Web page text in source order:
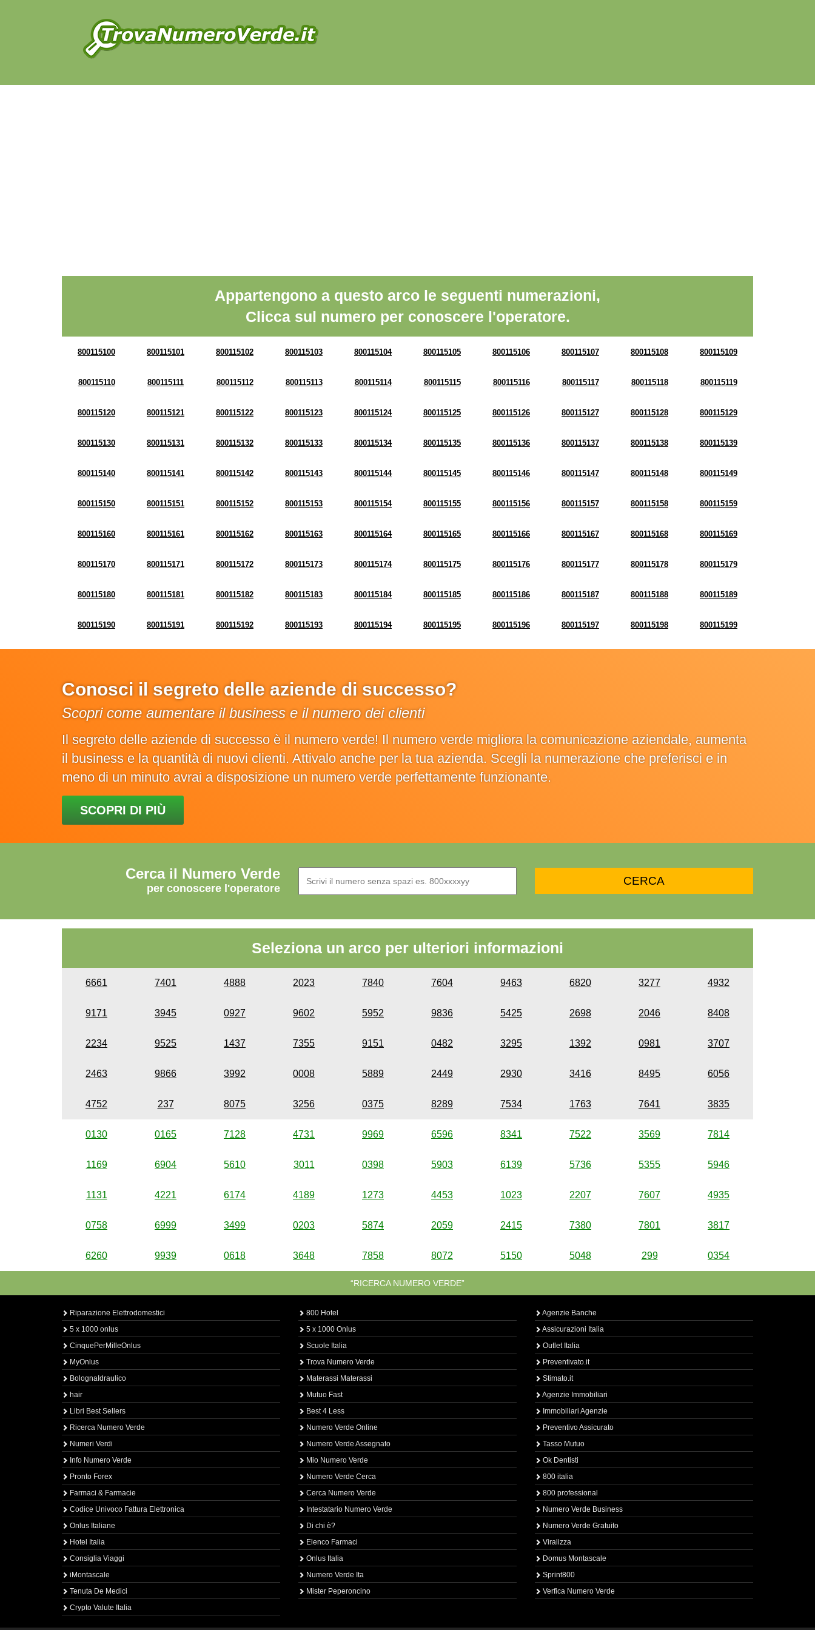
Appartengono a questo arco le seguenti numerazioni,
Clicca sul numero per conoscere l'operatore.
800115100 800115101 800115102 800115103 800115104 800115105 800115106 800115107 800115108 800115109
800115110 800115111 800115112 800115113 800115114 800115115 800115116 800115117 800115118 800115119
800115120 800115121 800115122 800115123 800115124 800115125 800115126 800115127 800115128 800115129
800115130 800115131 800115132 800115133 800115134 800115135 800115136 800115137 800115138 800115139
800115140 800115141 800115142 800115143 800115144 800115145 800115146 800115147 800115148 800115149
800115150 800115151 800115152 800115153 800115154 800115155 800115156 800115157 800115158 800115159
800115160 800115161 800115162 800115163 800115164 800115165 800115166 800115167 800115168 800115169
800115170 800115171 800115172 800115173 800115174 800115175 800115176 800115177 800115178 800115179
800115180 800115181 800115182 800115183 800115184 800115185 800115186 800115187 800115188 800115189
800115190 800115191 800115192 800115193 800115194 800115195 800115196 800115197 800115198 800115199
Conosci il segreto delle aziende di successo?
Scopri come aumentare il business e il numero dei clienti
Il segreto delle aziende di successo è il numero verde! Il numero verde migliora la comunicazione aziendale, aumenta
il business e la quantità di nuovi clienti. Attivalo anche per la tua azienda. Scegli la numerazione che preferisci e in
meno di un minuto avrai a disposizione un numero verde perfettamente funzionante.
SCOPRI DI PIÙ
Cerca il Numero Verde
per conoscere l'operatore
Seleziona un arco per ulteriori informazioni
6661 7401 4888 2023 7840 7604 9463 6820 3277 4932
9171 3945 0927 9602 5952 9836 5425 2698 2046 8408
2234 9525 1437 7355 9151 0482 3295 1392 0981 3707
2463 9866 3992 0008 5889 2449 2930 3416 8495 6056
4752 237 8075 3256 0375 8289 7534 1763 7641 3835
0130 0165 7128 4731 9969 6596 8341 7522 3569 7814
1169 6904 5610 3011 0398 5903 6139 5736 5355 5946
1131 4221 6174 4189 1273 4453 1023 2207 7607 4935
0758 6999 3499 0203 5874 2059 2415 7380 7801 3817
6260 9939 0618 3648 7858 8072 5150 5048 299 0354
“RICERCA NUMERO VERDE”
Riparazione Elettrodomestici
5 x 1000 onlus
CinquePerMilleOnlus
MyOnlus
BolognaIdraulico
hair
Libri Best Sellers
Ricerca Numero Verde
Numeri Verdi
Info Numero Verde
Pronto Forex
Farmaci & Farmacie
Codice Univoco Fattura Elettronica
Onlus Italiane
Hotel Italia
Consiglia Viaggi
iMontascale
Tenuta De Medici
Crypto Valute Italia
800 Hotel
5 x 1000 Onlus
Scuole Italia
Trova Numero Verde
Materassi Materassi
Mutuo Fast
Best 4 Less
Numero Verde Online
Numero Verde Assegnato
Mio Numero Verde
Numero Verde Cerca
Cerca Numero Verde
Intestatario Numero Verde
Di chi è?
Elenco Farmaci
Onlus Italia
Numero Verde Ita
Mister Peperoncino
Agenzie Banche
Assicurazioni Italia
Outlet Italia
Preventivato.it
Stimato.it
Agenzie Immobiliari
Immobiliari Agenzie
Preventivo Assicurato
Tasso Mutuo
Ok Dentisti
800 italia
800 professional
Numero Verde Business
Numero Verde Gratuito
Viralizza
Domus Montascale
Sprint800
Verfica Numero Verde